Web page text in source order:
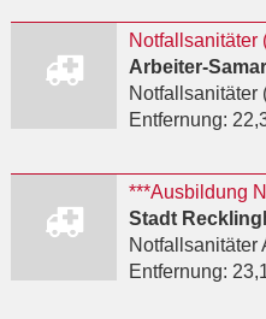
Arbeiter-
Notfallsanitäter
Entfernung:
Stadt
Notfallsanitäter
Entfernung: